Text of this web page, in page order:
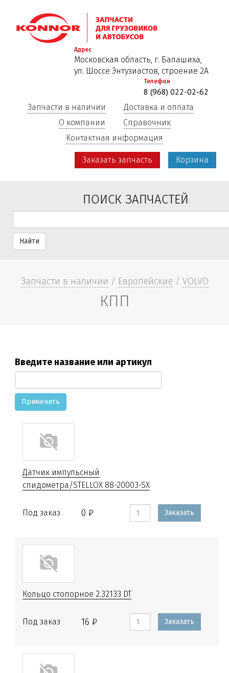
к
основному
Адрес
Московская область, г. Балашиха,
ул. Шоссе Энтузиастов, строение 2А
Телефон
8 (968) 022-02-62
Запчасти в наличии
Доставка и оплата
О компании
Справочник
Контактная информация
Заказать запчасть Корзина
ПОИСК ЗАПЧАСТЕЙ
Найти
Запчасти в наличии / Европейские / VOLVO
КПП
Введите название или артикул
Применить
Датчик импульсный
спидометра/STELLOX 88-20003-SX
Под заказ 0 ₽ Заказать
Кольцо стопорное 2.32133 DT
Под заказ 16 ₽ Заказать